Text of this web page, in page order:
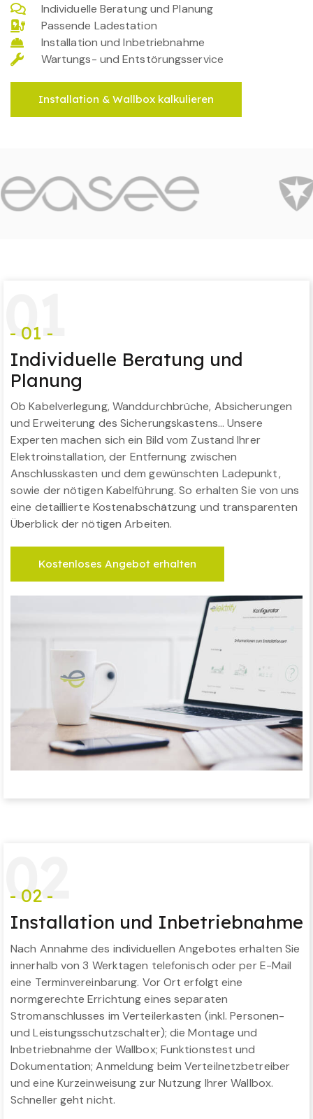
Individuelle Beratung und Planung
Passende Ladestation
Installation und Inbetriebnahme
Wartungs- und Entstörungsservice
Installation & Wallbox kalkulieren
01
- 01 -
Individuelle Beratung und
Planung
Ob Kabelverlegung, Wanddurchbrüche, Absicherungen
und Erweiterung des Sicherungskastens… Unsere
Experten machen sich ein Bild vom Zustand Ihrer
Elektroinstallation, der Entfernung zwischen
Anschlusskasten und dem gewünschten Ladepunkt,
sowie der nötigen Kabelführung. So erhalten Sie von uns
eine detaillierte Kostenabschätzung und transparenten
Überblick der nötigen Arbeiten.
Kostenloses Angebot erhalten
02
- 02 -
Installation und Inbetriebnahme
Nach Annahme des individuellen Angebotes erhalten Sie
innerhalb von 3 Werktagen telefonisch oder per E-Mail
eine Terminvereinbarung. Vor Ort erfolgt eine
normgerechte Errichtung eines separaten
Stromanschlusses im Verteilerkasten (inkl. Personen-
und Leistungsschutzschalter); die Montage und
Inbetriebnahme der Wallbox; Funktionstest und
Dokumentation; Anmeldung beim Verteilnetzbetreiber
und eine Kurzeinweisung zur Nutzung Ihrer Wallbox.
Schneller geht nicht.